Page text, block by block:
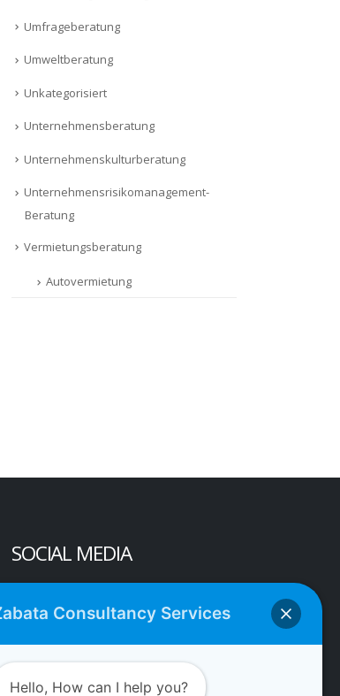
Umfrageberatung
Umweltberatung
Unkategorisiert
Unternehmensberatung
Unternehmenskulturberatung
Unternehmensrisikomanagement-
Beratung
Vermietungsberatung
Autovermietung
SOCIAL MEDIA
Consultancy Services
Hello, How can I help you?